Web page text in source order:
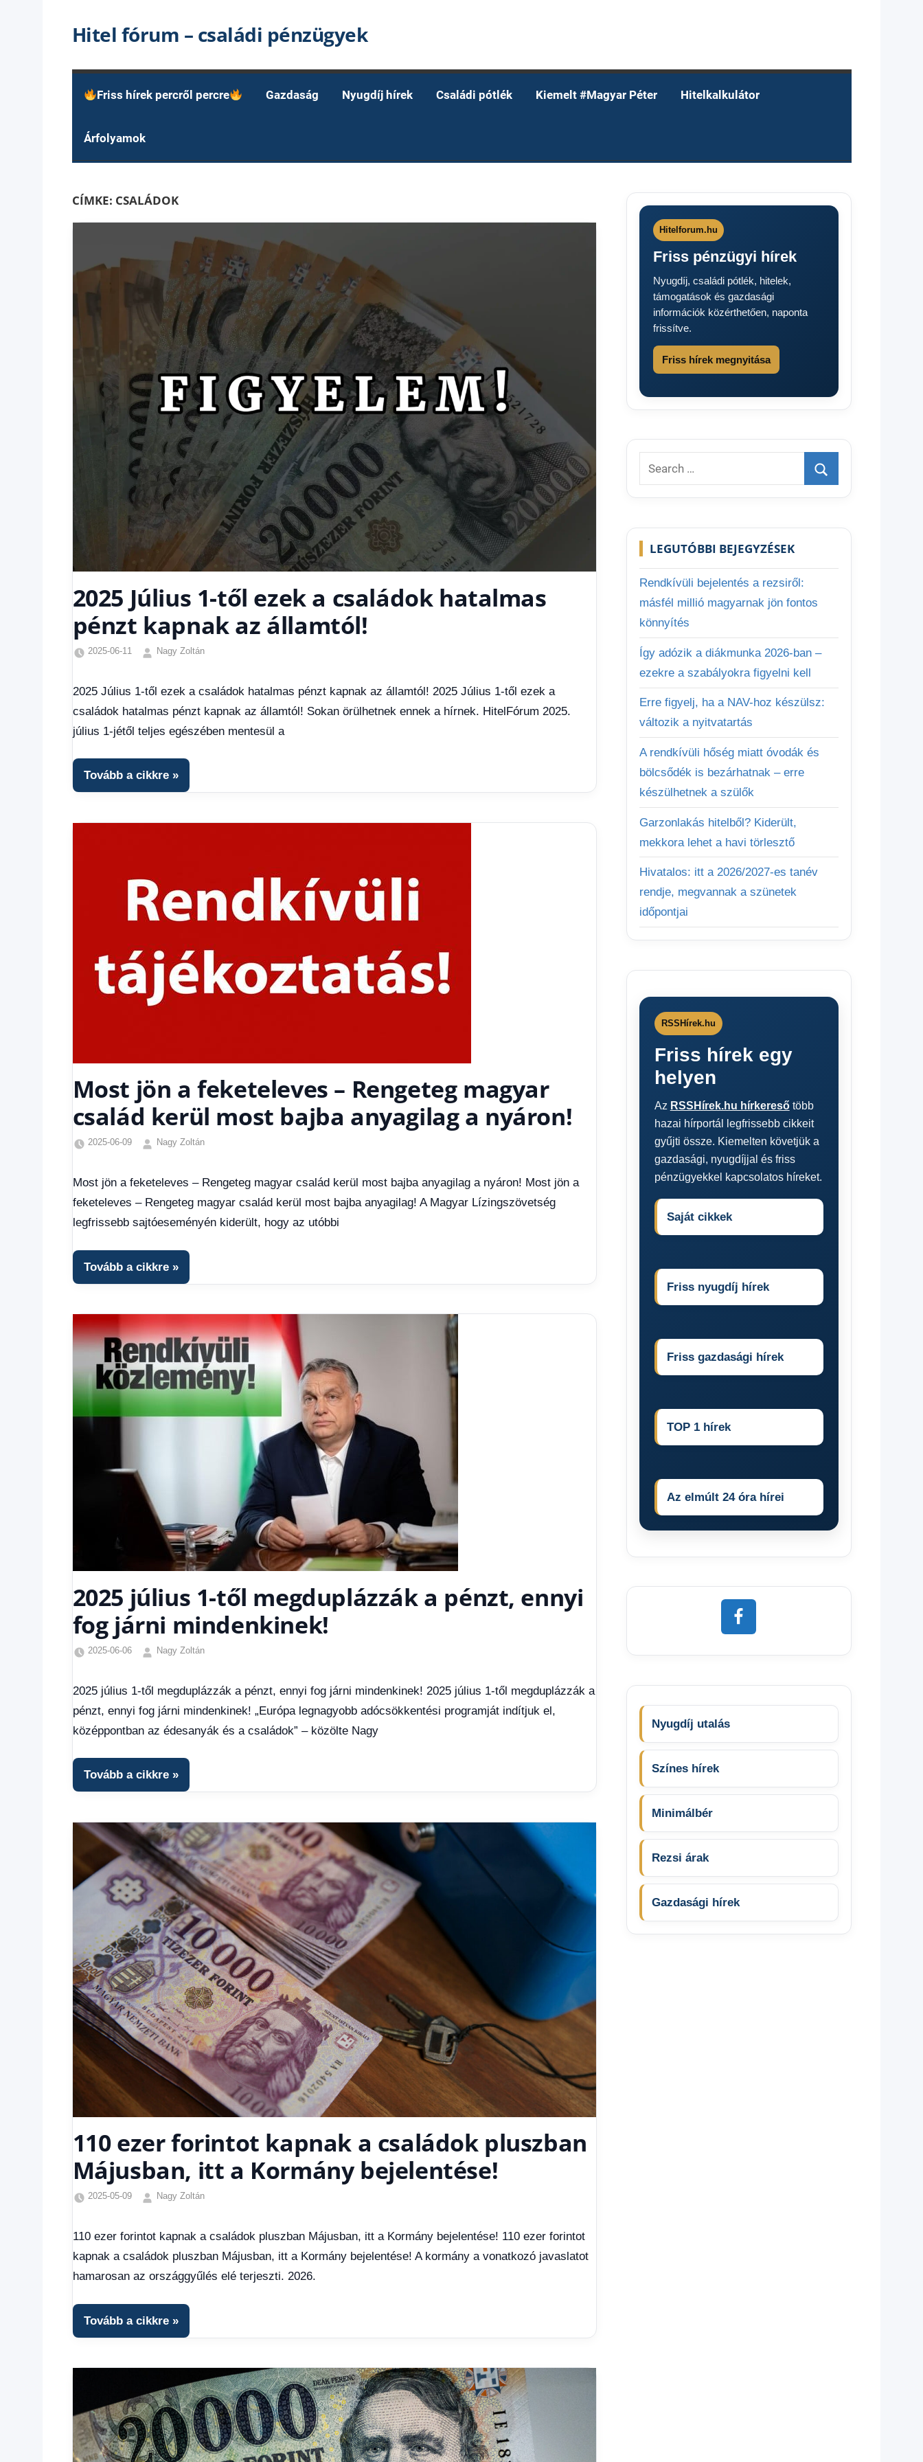
Hitel fórum – családi pénzügyek
Friss hírek percről percre Gazdaság Nyugdíj hírek Családi pótlék Kiemelt #Magyar Péter Hitelkalkulátor
Árfolyamok
CÍMKE: CSALÁDOK
2025 Július 1-től ezek a családok hatalmas
pénzt kapnak az államtól!
2025-06-11
Nagy Zoltán
hírek,
Gazdaság,
Hírek,
2025 Július 1-től ezek a családok hatalmas pénzt kapnak az államtól! 2025 Július 1-től ezek a
családok hatalmas pénzt kapnak az államtól! Sokan örülhetnek ennek a hírnek. HitelFórum 2025.
július 1-jétől teljes egészében mentesül a
Tovább a cikkre
Most jön a feketeleves – Rengeteg magyar
család kerül most bajba anyagilag a nyáron!
2025-06-09
Nagy Zoltán
hírek,
Gazdaság,
Hírek,
Most jön a feketeleves – Rengeteg magyar család kerül most bajba anyagilag a nyáron! Most jön a
feketeleves – Rengeteg magyar család kerül most bajba anyagilag! A Magyar Lízingszövetség
legfrissebb sajtóeseményén kiderült, hogy az utóbbi
Tovább a cikkre
2025 július 1-től megduplázzák a pénzt, ennyi
fog járni mindenkinek!
2025-06-06
Nagy Zoltán
hírek ,
Gazdaság ,
Hírek
2025 július 1-től megduplázzák a pénzt, ennyi fog járni mindenkinek! 2025 július 1-től megduplázzák a
pénzt, ennyi fog járni mindenkinek! „Európa legnagyobb adócsökkentési programját indítjuk el,
középpontban az édesanyák és a családok” – közölte Nagy
Tovább a cikkre
110 ezer forintot kapnak a családok pluszban
Májusban, itt a Kormány bejelentése!
2025-05-09
Nagy Zoltán
hírek,
Gazdaság,
Hírek,
110 ezer forintot kapnak a családok pluszban Májusban, itt a Kormány bejelentése! 110 ezer forintot
kapnak a családok pluszban Májusban, itt a Kormány bejelentése! A kormány a vonatkozó javaslatot
hamarosan az országgyűlés elé terjeszti. 2026.
Tovább a cikkre
Hitelforum.hu
Friss pénzügyi hírek
Nyugdíj, családi pótlék, hitelek,
támogatások és gazdasági
információk közérthetően, naponta
frissítve.
Friss hírek megnyitása
Search
for:
Search
LEGUTÓBBI BEJEGYZÉSEK
Rendkívüli bejelentés a rezsiről:
másfél millió magyarnak jön fontos
könnyítés
Így adózik a diákmunka 2026-ban –
ezekre a szabályokra figyelni kell
Erre figyelj, ha a NAV-hoz készülsz:
változik a nyitvatartás
A rendkívüli hőség miatt óvodák és
bölcsődék is bezárhatnak – erre
készülhetnek a szülők
Garzonlakás hitelből? Kiderült,
mekkora lehet a havi törlesztő
Hivatalos: itt a 2026/2027-es tanév
rendje, megvannak a szünetek
időpontjai
RSSHírek.hu
Friss hírek egy
helyen
Az RSSHírek.hu hírkeresőtöbb
hazai hírportál legfrissebb cikkeit
gyűjti össze. Kiemelten követjük a
gazdasági, nyugdíjjal és friss
pénzügyekkel kapcsolatos híreket.
Saját cikkek
Friss nyugdíj hírek
Friss gazdasági hírek
TOP 1 hírek
Az elmúlt 24 óra hírei
Nyugdíj utalás
Színes hírek
Minimálbér
Rezsi árak
Gazdasági hírek